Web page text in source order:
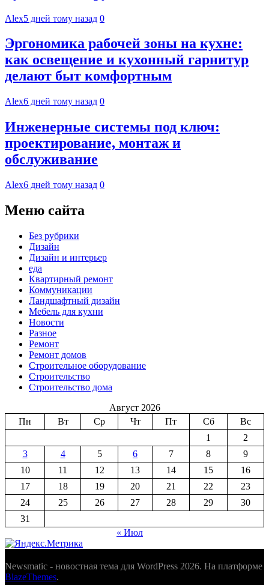
Alex5 дней тому назад 0
Эргономика рабочей зоны на кухне:
как освещение и кухонный гарнитур
делают быт комфортным
Alex6 дней тому назад 0
Инженерные системы под ключ:
проектирование, монтаж и
обслуживание
Alex6 дней тому назад 0
Меню сайта
Без рубрики
Дизайн
Дизайн и интерьер
еда
Квартирный ремонт
Коммуникации
Ландшафтный дизайн
Мебель для кухни
Новости
Разное
Ремонт
Ремонт домов
Строительное оборудование
Строительство
Строительство дома
Август 2026
Пн
Вт Ср Чт Пт Сб
Вс
1
2
3
4 5 6 7 8
9
10
11 12 13 14 15
16
17
18 19 20 21 22
23
24
25 26 27 28 29
30
31
« Июл
Newsmatic - новостная тема для WordPress 2026. На платформе
BlazeThemes.